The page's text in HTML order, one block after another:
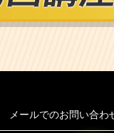
メールでのお問い合わ